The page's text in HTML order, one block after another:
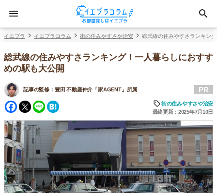
イエプラ イエプラコラム 街の住みやすさや治安 総武線の住みやすさランキン
総武線の住みやすさランキング！一人暮らしにおすす
めの駅も大公開
記事の監修： 豊田 不動産仲介「家AGENT」所属
Facebook
Twitter
Line
PR
街の住みやすさや治安
最終更新：2025年7月10日